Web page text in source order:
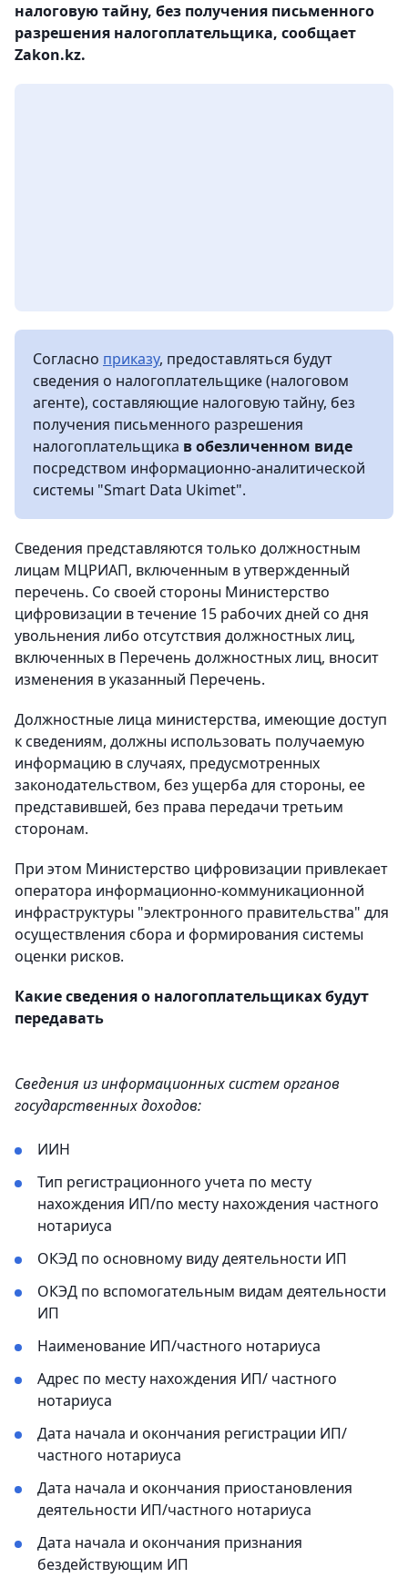
налоговую тайну, без получения письменного
разрешения налогоплательщика, сообщает
Zakon.kz.
Согласно приказу, предоставляться будут
сведения о налогоплательщике (налоговом
агенте), составляющие налоговую тайну, без
получения письменного разрешения
налогоплательщика в обезличенном виде
посредством информационно-аналитической
системы "Smart Data Ukimet".
Сведения представляются только должностным
лицам МЦРИАП, включенным в утвержденный
перечень. Со своей стороны Министерство
цифровизации в течение 15 рабочих дней со дня
увольнения либо отсутствия должностных лиц,
включенных в Перечень должностных лиц, вносит
изменения в указанный Перечень.
Должностные лица министерства, имеющие доступ
к сведениям, должны использовать получаемую
информацию в случаях, предусмотренных
законодательством, без ущерба для стороны, ее
представившей, без права передачи третьим
сторонам.
При этом Министерство цифровизации привлекает
оператора информационно-коммуникационной
инфраструктуры "электронного правительства" для
осуществления сбора и формирования системы
оценки рисков.
Какие сведения о налогоплательщиках будут
передавать
Сведения из информационных систем органов
государственных доходов:
ИИН
Тип регистрационного учета по месту
нахождения ИП/по месту нахождения частного
нотариуса
ОКЭД по основному виду деятельности ИП
ОКЭД по вспомогательным видам деятельности
ИП
Наименование ИП/частного нотариуса
Адрес по месту нахождения ИП/ частного
нотариуса
Дата начала и окончания регистрации ИП/
частного нотариуса
Дата начала и окончания приостановления
деятельности ИП/частного нотариуса
Дата начала и окончания признания
бездействующим ИП